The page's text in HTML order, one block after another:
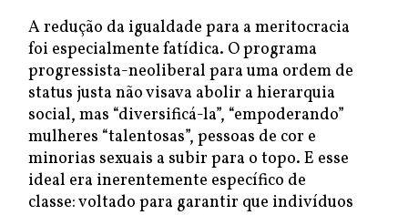
A redução da igualdade para a meritocracia
foi especialmente fatídica. O programa
progressista-neoliberal para uma ordem de
status justa não visava abolir a hierarquia
social, mas “diversificá-la”, “empoderando”
mulheres “talentosas”, pessoas de cor e
minorias sexuais a subir para o topo. E esse
ideal era inerentemente específico de
classe: voltado para garantir que indivíduos